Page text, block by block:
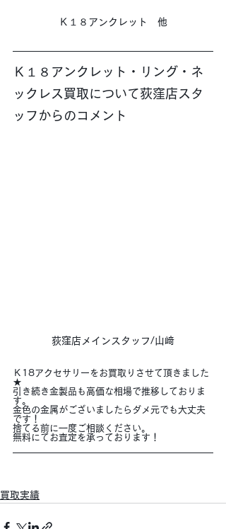
Ｋ１８アンクレット　他
Ｋ１８アンクレット・リング・ネ
ックレス買取について荻窪店スタ
ッフからのコメント
荻窪店メインスタッフ/山﨑
Ｋ18アクセサリーをお買取りさせて頂きました
★
引き続き金製品も高価な相場で推移しておりま
す。
金色の金属がございましたらダメ元でも大丈夫
です！
捨てる前に一度ご相談ください。
無料にてお査定を承っております！
買取実績